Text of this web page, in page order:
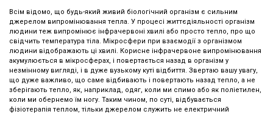
Всім відомо, що будь-який живий біологічний організм є сильним
джерелом випромінювання тепла. У процесі життєдіяльності організм
людини теж випромінює інфрачервоні хвилі або просто тепло, про що
свідчить температура тіла. Мікросфери при взаємодії з організмом
людини відображають ці хвилі. Корисне інфрачервоне випромінювання
акумулюється в мікросферах, і повертається назад в організм у
незмінному вигляді, і в дуже вузькому куті відбиття. Звертаю вашу увагу,
що дуже важливо, що саме відбивають і повертають назад тепло, а не
зберігають тепло, як, наприклад, одяг, коли ми спимо або як поліетилен,
коли ми обернемо їм ногу. Таким чином, по суті, відбувається
фізіотерапія теплом, тільки джерелом служить не електричний